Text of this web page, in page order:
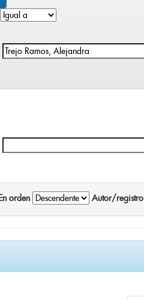
En orden Autor/registro